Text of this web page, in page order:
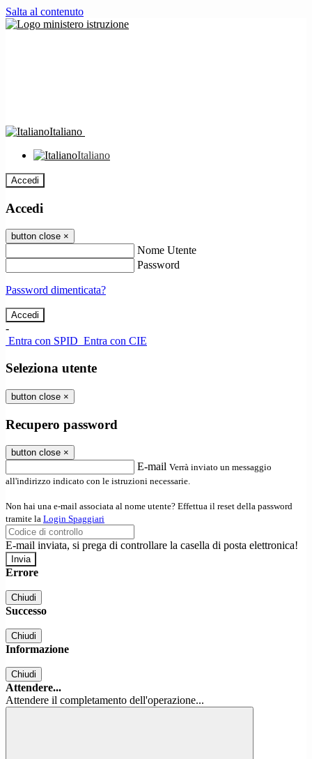
Salta al contenuto
Italiano
Italiano
Accedi
Accedi
button close ×
Nome Utente
Password
Password dimenticata?
-
Entra con SPID Entra con CIE
Seleziona utente
button close ×
Recupero password
button close ×
E-mail Verrà inviato un messaggio
all'indirizzo indicato con le istruzioni necessarie.
Non hai una e-mail associata al nome utente? Effettua il reset della password
tramite la Login Spaggiari
E-mail inviata, si prega di controllare la casella di posta elettronica!
Errore
Chiudi
Successo
Chiudi
Informazione
Chiudi
Attendere...
Attendere il completamento dell'operazione...